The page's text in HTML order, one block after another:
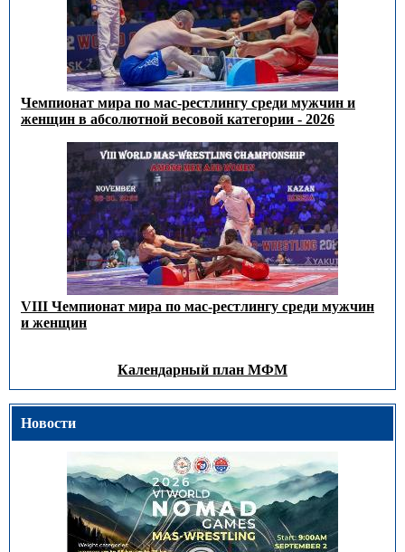
Чемпионат мира по мас-рестлингу среди мужчин и
женщин в абсолютной весовой категории - 2026
VIII Чемпионат мира по мас-рестлингу среди мужчин
и женщин
Календарный план МФМ
Новости